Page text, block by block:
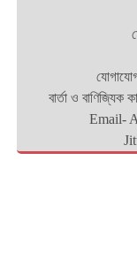
বার্তা ও বাণিজ্যিক
Email-